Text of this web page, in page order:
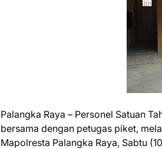
Palangka Raya – Personel Satuan
bersama dengan petugas piket,
Mapolresta Palangka Raya, Sabtu